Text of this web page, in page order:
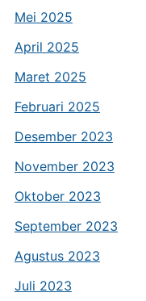
Mei 2025
April 2025
Maret 2025
Februari 2025
Desember 2023
November 2023
Oktober 2023
September 2023
Agustus 2023
Juli 2023